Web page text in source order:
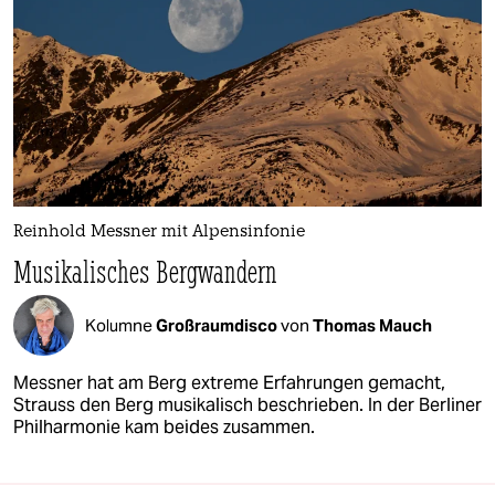
Reinhold Messner mit Alpensinfonie
Musikalisches Bergwandern
KolumneGroßraumdiscovon Thomas Mauch
Messner hat am Berg extreme Erfahrungen gemacht,
Strauss den Berg musikalisch beschrieben. In der Berliner
Philharmonie kam beides zusammen.